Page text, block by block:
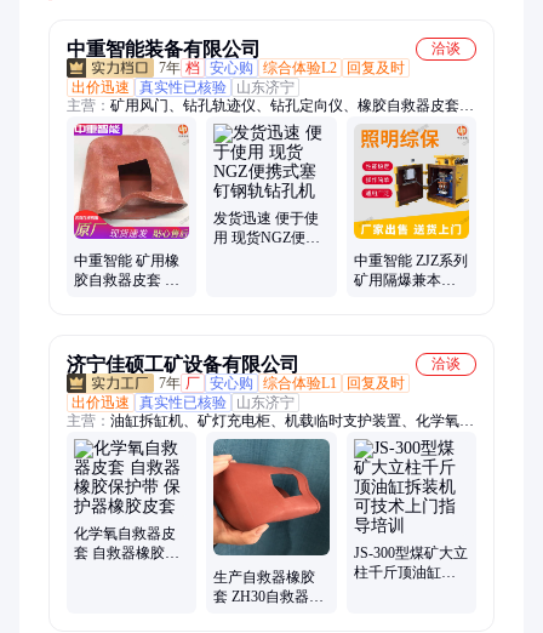
中重智能装备有限公司
洽谈
7年 档 安心购 综合体验L2
回复及时
出价迅速
真实性已核验
山东济宁
主营： 矿用风门、钻孔轨迹仪、钻孔定向仪、橡胶自救器皮套定
制、测斜仪、矿用钢丝绳探伤仪、矿用掘进机、矿用采煤机、矿
用装载机、刮板机、输送机、给煤机、绞车、矿车、混凝土搅拌
机、混凝土输送泵、喷浆机、履带钻机、潜孔钻机、单体液压支
柱、防爆风机、钻孔成像仪、铁路钢轨、变压器、螺旋支柱
中重智能 矿用橡
胶自救器皮套 弹
发货迅速 便于使
用 现货NGZ便携
中重智能 ZJZ系列
矿用隔爆兼本质
济宁佳硕工矿设备有限公司
洽谈
7年 厂 安心购 综合体验L1
回复及时
出价迅速
真实性已核验
山东济宁
主营： 油缸拆缸机、矿灯充电柜、机载临时支护装置、化学氧自
救器皮套、矿用平板车、皮带纠偏装置、岩心切割机、自动隔爆
装置、液压起道机、钢轨锯轨机、钢轨打磨机、铁路捣固镐、缓
冲条、防溢裙板、气相色谱仪、氢气发生器、燃气分析仪、钻孔
应力计、矿用卡绳器、顶板离层仪、电缆挂钩、铁路道岔、托
辊、扭矩放大器、固定式矿车
化学氧自救器皮
套 自救器橡胶保
生产自救器橡胶
套 ZH30自救器保
JS-300型煤矿大立
柱千斤顶油缸拆